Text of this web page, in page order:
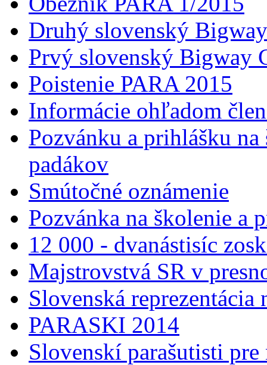
Druhý slovenský
Prvý slovenský Bigway
Poistenie PARA 2015
Informácie ohľadom
Pozvánku a prihlášku
padákov
Smútočné oznámenie
Pozvánka na školenie a
12 000 - dvanástisíc
Majstrovstvá SR v
Slovenská
PARASKI 2014
Slovenskí parašutisti pre